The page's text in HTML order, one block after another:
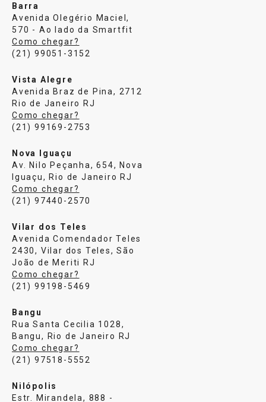
Barra
Avenida Olegério Maciel,
570 - Ao lado da Smartfit
Como chegar?
(21) 99051-3152
Vista Alegre
Avenida Braz de Pina, 2712
Rio de Janeiro RJ
Como chegar?
(21) 99169-2753
Nova Iguaçu
Av. Nilo Peçanha, 654, Nova
Iguaçu, Rio de Janeiro RJ
Como chegar?
(21) 97440-2570
Vilar dos Teles
Avenida Comendador Teles
2430, Vilar dos Teles, São
João de Meriti RJ
Como chegar?
(21) 99198-5469
Bangu
Rua Santa Cecilia 1028,
Bangu, Rio de Janeiro RJ
Como chegar?
(21) 97518-5552
Nilópolis
Estr. Mirandela, 888 -